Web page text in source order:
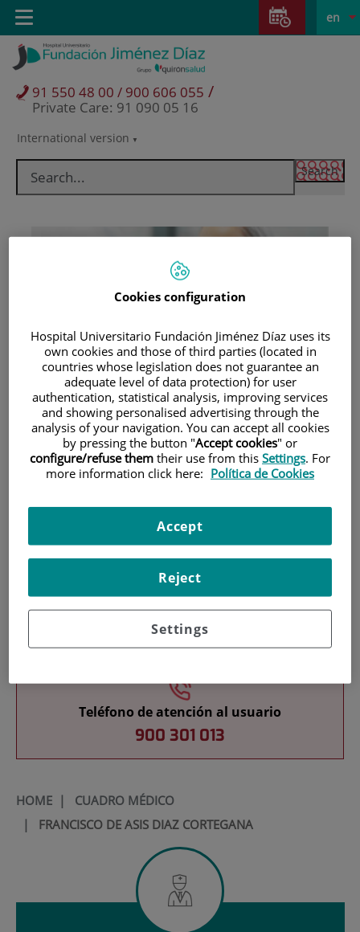
Jump to content
Jump
content
Language
selector
Active
en
International version
91 550 48 00 / 900 606 055 /
Private Care: 91 090 05 16
Toggle
navigation
Patients and visitors
Teléfono de atención al usuario
900 301 013
HOME| CUADRO MÉDICO
| FRANCISCO DE ASIS DIAZ CORTEGANA
Cookies configuration
Hospital Universitario Fundación Jiménez Díaz uses its
own cookies and those of third parties (located in
countries whose legislation does not guarantee an
adequate level of data protection) for user
authentication, statistical analysis, improving services
and showing personalised advertising through the
analysis of your navigation. You can accept all cookies
by pressing the button "Accept cookies" or
configure/refuse them their use from this Settings. For
more information click here: Política de Cookies
Settings
Reject
Accept